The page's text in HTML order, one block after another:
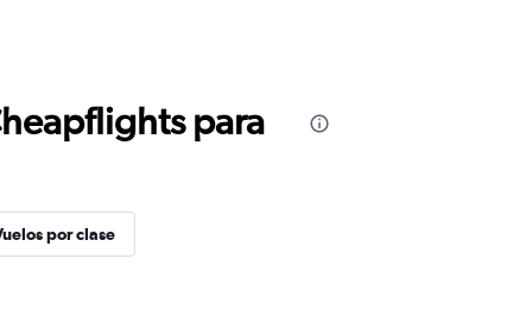
para
por clase